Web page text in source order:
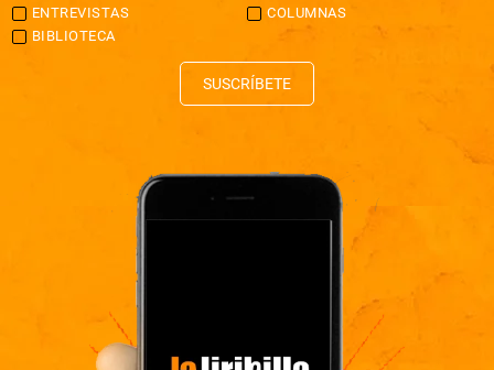
ENTREVISTAS
COLUMNAS
BIBLIOTECA
SUSCRÍBETE